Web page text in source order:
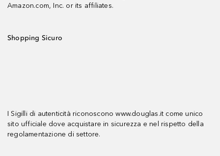
Amazon.com, Inc. or its affiliates.
Shopping Sicuro
I Sigilli di autenticità riconoscono www.douglas.it come unico
sito ufficiale dove acquistare in sicurezza e nel rispetto della
regolamentazione di settore.